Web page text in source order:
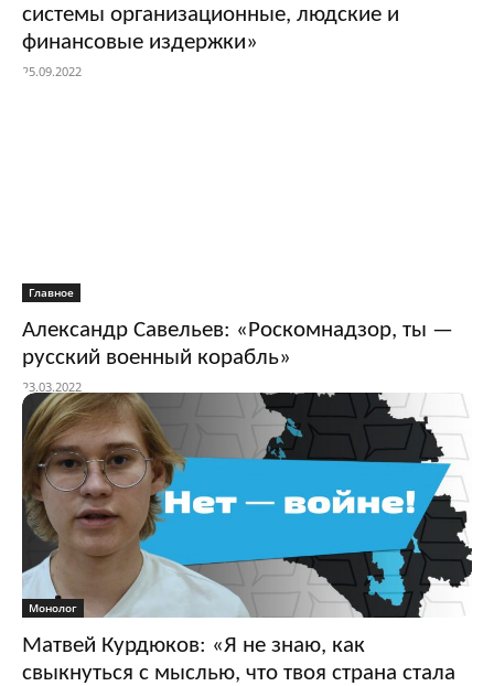
системы организационные, людские и
финансовые издержки»
25.09.2022
Главное
Александр Савельев: «Роскомнадзор, ты —
русский военный корабль»
23.03.2022
Монолог
Матвей Курдюков: «Я не знаю, как
свыкнуться с мыслью, что твоя страна стала